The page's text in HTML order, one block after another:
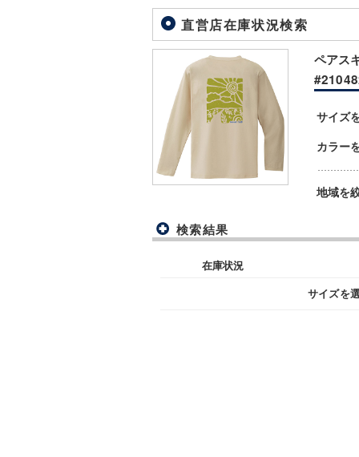
直営店在庫状況検索
ペアス
サイズ
カラー
地域を
検索結果
在庫状況
サイズを